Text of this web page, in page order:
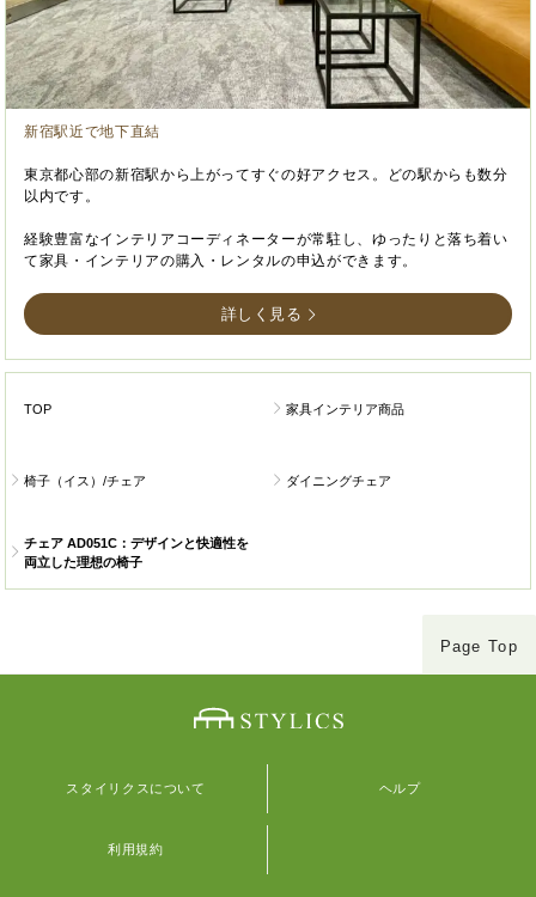
新宿駅近で地下直結
東京都心部の新宿駅から上がってすぐの好アクセス。どの駅からも数分
以内です。
経験豊富なインテリアコーディネーターが常駐し、ゆったりと落ち着い
て家具・インテリアの購入・レンタルの申込ができます。
詳しく見る
TOP 家具インテリア商品
椅子（イス）/チェア ダイニングチェア
チェア AD051C：デザインと快適性を
両立した理想の椅子
Page Top
スタイリクスについて ヘルプ
利用規約